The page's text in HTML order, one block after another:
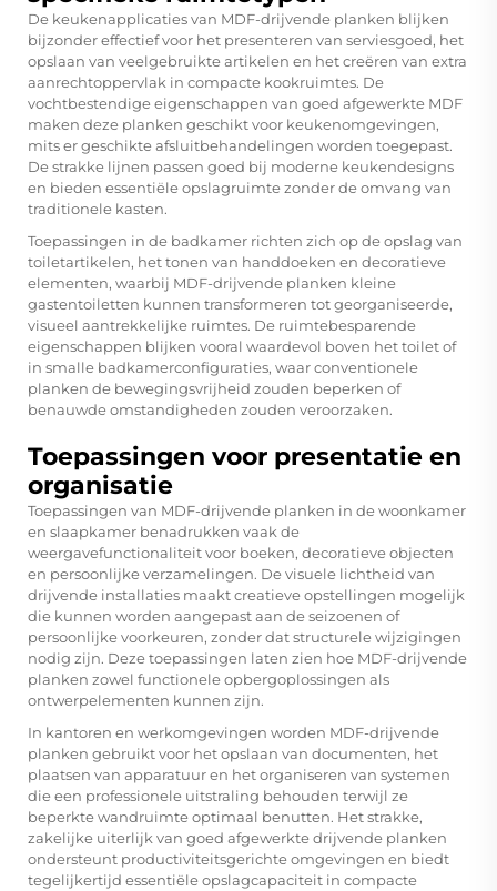
De keukenapplicaties van MDF-drijvende planken blijken
bijzonder effectief voor het presenteren van serviesgoed, het
opslaan van veelgebruikte artikelen en het creëren van extra
aanrechtoppervlak in compacte kookruimtes. De
vochtbestendige eigenschappen van goed afgewerkte MDF
maken deze planken geschikt voor keukenomgevingen,
mits er geschikte afsluitbehandelingen worden toegepast.
De strakke lijnen passen goed bij moderne keukendesigns
en bieden essentiële opslagruimte zonder de omvang van
traditionele kasten.
Toepassingen in de badkamer richten zich op de opslag van
toiletartikelen, het tonen van handdoeken en decoratieve
elementen, waarbij MDF-drijvende planken kleine
gastentoiletten kunnen transformeren tot georganiseerde,
visueel aantrekkelijke ruimtes. De ruimtebesparende
eigenschappen blijken vooral waardevol boven het toilet of
in smalle badkamerconfiguraties, waar conventionele
planken de bewegingsvrijheid zouden beperken of
benauwde omstandigheden zouden veroorzaken.
Toepassingen voor presentatie en
organisatie
Toepassingen van MDF-drijvende planken in de woonkamer
en slaapkamer benadrukken vaak de
weergavefunctionaliteit voor boeken, decoratieve objecten
en persoonlijke verzamelingen. De visuele lichtheid van
drijvende installaties maakt creatieve opstellingen mogelijk
die kunnen worden aangepast aan de seizoenen of
persoonlijke voorkeuren, zonder dat structurele wijzigingen
nodig zijn. Deze toepassingen laten zien hoe MDF-drijvende
planken zowel functionele opbergoplossingen als
ontwerpelementen kunnen zijn.
In kantoren en werkomgevingen worden MDF-drijvende
planken gebruikt voor het opslaan van documenten, het
plaatsen van apparatuur en het organiseren van systemen
die een professionele uitstraling behouden terwijl ze
beperkte wandruimte optimaal benutten. Het strakke,
zakelijke uiterlijk van goed afgewerkte drijvende planken
ondersteunt productiviteitsgerichte omgevingen en biedt
tegelijkertijd essentiële opslagcapaciteit in compacte